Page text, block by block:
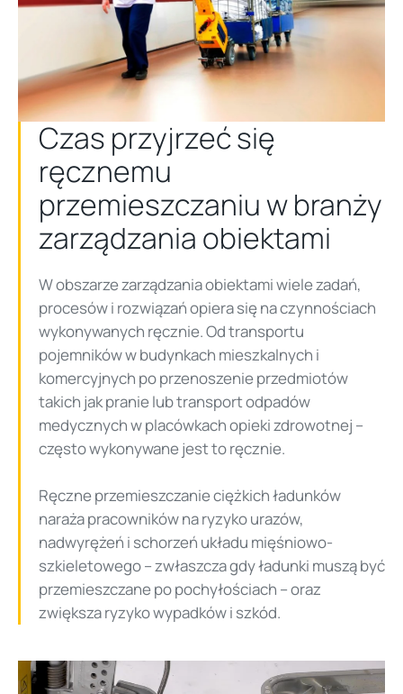
Czas przyjrzeć się
ręcznemu
przemieszczaniu w branży
zarządzania obiektami
W obszarze zarządzania obiektami wiele zadań,
procesów i rozwiązań opiera się na czynnościach
wykonywanych ręcznie. Od transportu
pojemników w budynkach mieszkalnych i
komercyjnych po przenoszenie przedmiotów
takich jak pranie lub transport odpadów
medycznych w placówkach opieki zdrowotnej –
często wykonywane jest to ręcznie.
Ręczne przemieszczanie ciężkich ładunków
naraża pracowników na ryzyko urazów,
nadwyrężeń i schorzeń układu mięśniowo-
szkieletowego – zwłaszcza gdy ładunki muszą być
przemieszczane po pochyłościach – oraz
zwiększa ryzyko wypadków i szkód.